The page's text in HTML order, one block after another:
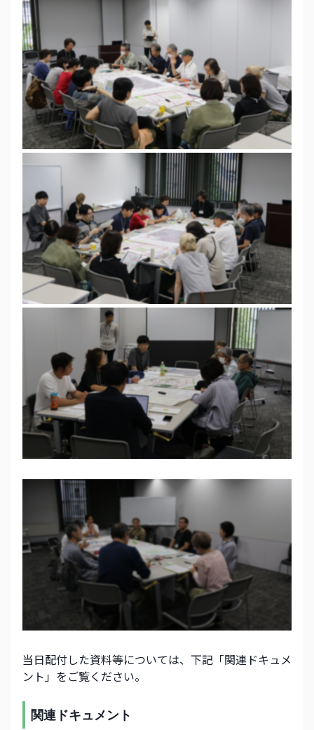
当日配付した資料等については、下記「関連ドキュメ
ント」をご覧ください。
関連ドキュメント